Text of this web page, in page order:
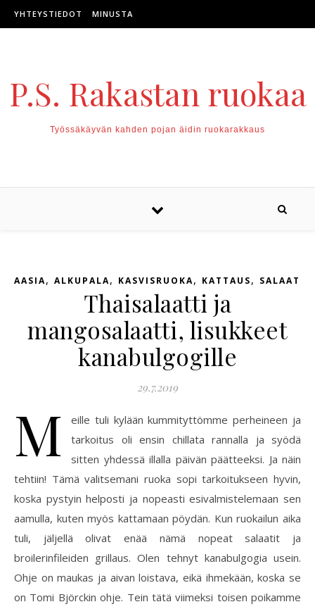
Skip to content
YHTEYSTIEDOT MINUSTA
P.S. Rakastan ruokaa
Työssäkäyvän kahden pojan äidin ruokarakkaus
AASIA, ALKUPALA, KASVISRUOKA, KATTAUS, SALAATTI
Thaisalaatti ja
mangosalaatti, lisukkeet
kanabulgogille
29.7.2019
M
eille tuli kylään kummityttömme perheineen ja
tarkoitus oli ensin chillata rannalla ja syödä
sitten yhdessä illalla päivän päätteeksi. Ja näin
tehtiin! Tämä valitsemani ruoka sopi tarkoitukseen hyvin,
koska pystyin helposti ja nopeasti esivalmistelemaan sen
aamulla, kuten myös kattamaan pöydän. Kun ruokailun aika
tuli, jäljellä olivat enää nämä nopeat salaatit ja
broilerinfileiden grillaus. Olen tehnyt kanabulgogia usein.
Ohje on maukas ja aivan loistava, eikä ihmekään, koska se
on Tomi Björckin ohje. Tein tätä viimeksi toisen poikamme